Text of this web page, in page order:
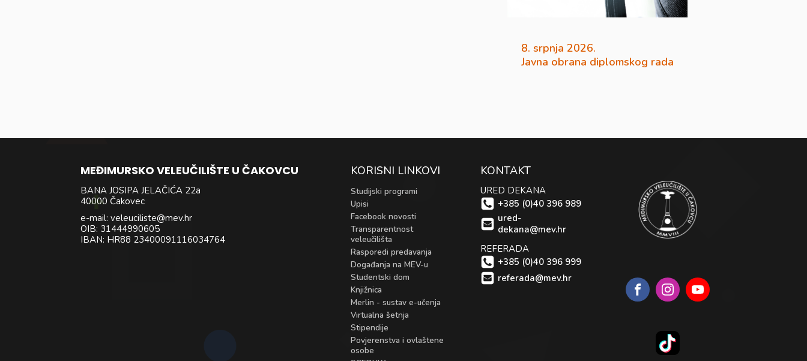
8. srpnja 2026.
Javna obrana diplomskog rada
MEĐIMURSKO VELEUČILIŠTE U ČAKOVCU
BANA JOSIPA JELAČIĆA 22a
40000 Čakovec
e-mail: veleuciliste@mev.hr
OIB: 31444990605
IBAN: HR88 23400091116034764
KORISNI LINKOVI
Studijski programi
Upisi
Facebook novosti
Transparentnost
veleučilišta
Rasporedi predavanja
Događanja na MEV-u
Studentski dom
Knjižnica
Merlin - sustav e-učenja
Virtualna šetnja
Stipendije
Povjerenstva i ovlaštene
osobe
KONTAKT
URED DEKANA
+385 (0)40 396 989
ured-
dekana@mev.hr
REFERADA
+385 (0)40 396 999
referada@mev.hr